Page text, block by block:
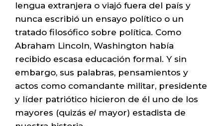
lengua extranjera o viajó fuera del país y
nunca escribió un ensayo político o un
tratado filosófico sobre política. Como
Abraham Lincoln, Washington había
recibido escasa educación formal. Y sin
embargo, sus palabras, pensamientos y
actos como comandante militar, presidente
y líder patriótico hicieron de él uno de los
mayores (quizás el mayor) estadista de